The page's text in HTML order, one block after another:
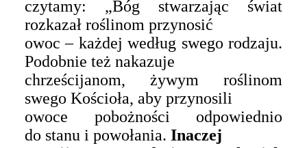
czytamy: „Bóg stwarzając świat
rozkazał roślinom przynosić
owoc – każdej według swego rodzaju.
Podobnie też nakazuje
chrześcijanom, żywym roślinom
swego Kościoła, aby przynosili
owoce pobożności odpowiednio
do stanu i powołania. Inaczej